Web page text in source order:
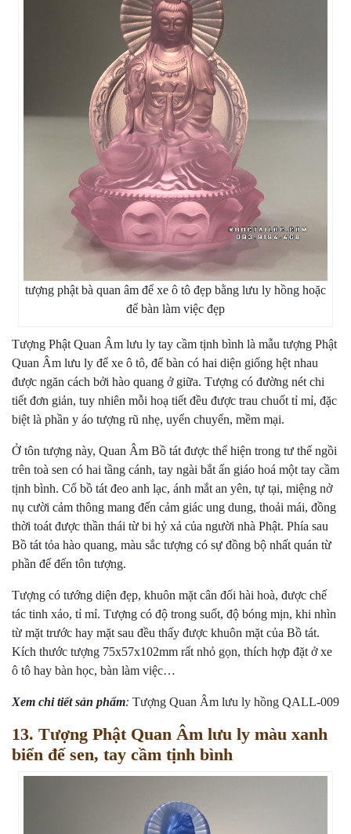
tượng phật bà quan âm để xe ô tô đẹp bằng lưu ly hồng hoặc
để bàn làm việc đẹp
Tượng Phật Quan Âm lưu ly tay cầm tịnh bình là mẫu tượng Phật
Quan Âm lưu ly để xe ô tô, để bàn có hai diện giống hệt nhau
được ngăn cách bởi hào quang ở giữa. Tượng có đường nét chi
tiết đơn giản, tuy nhiên mỗi hoạ tiết đều được trau chuốt tỉ mỉ, đặc
biệt là phần y áo tượng rũ nhẹ, uyển chuyển, mềm mại.
Ở tôn tượng này, Quan Âm Bồ tát được thể hiện trong tư thế ngồi
trên toà sen có hai tầng cánh, tay ngài bắt ấn giáo hoá một tay cầm
tịnh bình. Cổ bồ tát đeo anh lạc, ánh mắt an yên, tự tại, miệng nở
nụ cười cảm thông mang đến cảm giác ung dung, thoải mái, đồng
thời toát được thần thái từ bi hỷ xả của người nhà Phật. Phía sau
Bồ tát tỏa hào quang, màu sắc tượng có sự đồng bộ nhất quán từ
phần đế đến tôn tượng.
Tượng có tướng diện đẹp, khuôn mặt cân đối hài hoà, được chế
tác tinh xảo, tỉ mỉ. Tượng có độ trong suốt, độ bóng mịn, khi nhìn
từ mặt trước hay mặt sau đều thấy được khuôn mặt của Bồ tát.
Kích thước tượng 75x57x102mm rất nhỏ gọn, thích hợp đặt ở xe
ô tô hay bàn học, bàn làm việc…
Xem chi tiết sản phẩm: Tượng Quan Âm lưu ly hồng QALL-009
13. Tượng Phật Quan Âm lưu ly màu xanh
biển đế sen, tay cầm tịnh bình